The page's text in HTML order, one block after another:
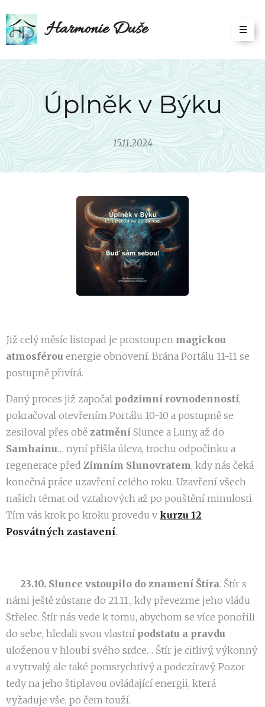
Harmonie Duše
Úplněk v Býku
15.11.2024
Již celý měsíc listopad je prostoupen magickou
atmosférou energie obnovení. Brána Portálu 11-11 se
postupně přivírá.
Daný proces již započal podzimní rovnodenností,
pokračoval otevřením Portálu 10-10 a postupně se
zesiloval přes obě zatmění Slunce a Luny, až do
Samhainu… nyní přišla úleva, trochu odpočinku a
regenerace před Zimním Slunovratem, kdy nás čeká
konečná práce uzavření celého roku. Uzavření všech
našich témat od vztahových až po pouštění minulosti.
Tím vás krok po kroku provedu v kurzu 12
Posvátných zastavení.
♏️ 23.10. Slunce vstoupilo do znamení Štíra. Štír s
námi ještě zůstane do 21.11., kdy převezme jeho vládu
Střelec. Štír nás vede k tomu, abychom se více ponořili
do sebe, hledali svou vlastní podstatu a pravdu
uloženou v hloubi svého srdce… Štír je citlivý, výkonný
a vytrvalý, ale také pomstychtivý a podezíravý. Pozor
tedy na jeho štiplavou ovládající energii, která
vyžaduje vše, po čem touží.